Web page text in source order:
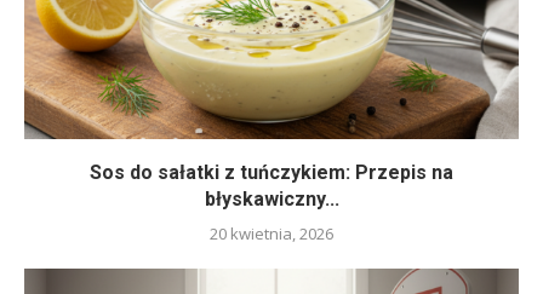
Sos do sałatki z tuńczykiem: Przepis na
błyskawiczny...
20 kwietnia, 2026